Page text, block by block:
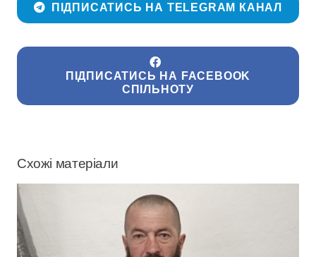
ПІДПИСАТИСЬ НА TELEGRAM КАНАЛ
ПІДПИСАТИСЬ НА FACEBOOK
СПІЛЬНОТУ
Схожі матеріали